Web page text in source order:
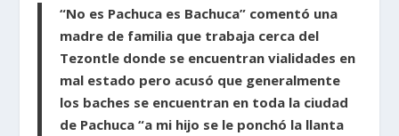
“No es Pachuca es Bachuca” comentó una
madre de familia que trabaja cerca del
Tezontle donde se encuentran vialidades en
mal estado pero acusó que generalmente
los baches se encuentran en toda la ciudad
de Pachuca “a mi hijo se le ponchó la llanta